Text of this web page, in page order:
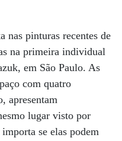
nas pinturas recentes de
na primeira individual
em São Paulo. As
com quatro
apresentam
lugar visto por
se elas podem